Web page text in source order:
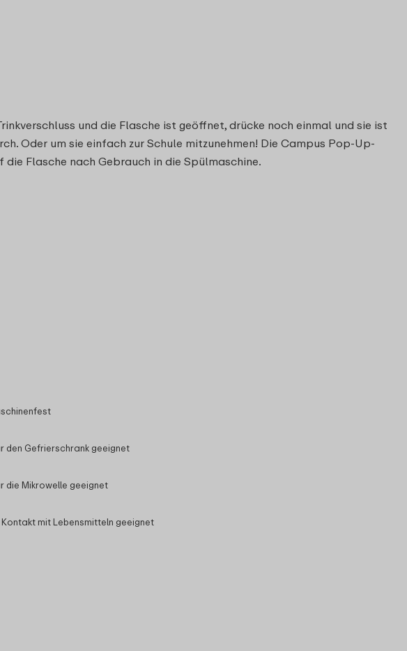
und die Flasche ist geöffnet, drücke noch einmal und sie ist
Oder um sie einfach zur Schule mitzunehmen! Die Campus Pop-Up-
Flasche nach Gebrauch in die Spülmaschine.
den Gefrierschrank geeignet
die Mikrowelle geeignet
Kontakt mit Lebensmitteln geeignet